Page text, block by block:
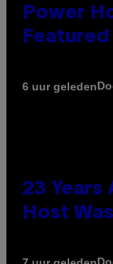
Power
6 uur geleden
23 Years
Host